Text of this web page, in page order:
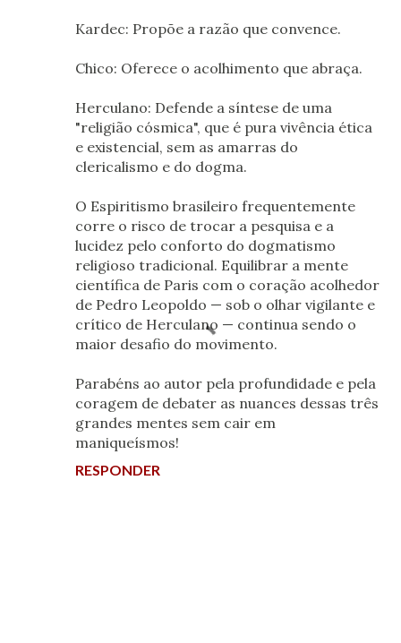
Kardec: Propõe a razão que convence.
Chico: Oferece o acolhimento que abraça.
Herculano: Defende a síntese de uma
"religião cósmica", que é pura vivência ética
e existencial, sem as amarras do
clericalismo e do dogma.
O Espiritismo brasileiro frequentemente
corre o risco de trocar a pesquisa e a
lucidez pelo conforto do dogmatismo
religioso tradicional. Equilibrar a mente
científica de Paris com o coração acolhedor
de Pedro Leopoldo — sob o olhar vigilante e
crítico de Herculano — continua sendo o
maior desafio do movimento.
Parabéns ao autor pela profundidade e pela
coragem de debater as nuances dessas três
grandes mentes sem cair em
maniqueísmos!
RESPONDER